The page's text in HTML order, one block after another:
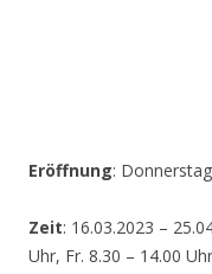
Eröffnung:
Zeit: 16.03.2023 –
Uhr, Fr. 8.30 – 14.00